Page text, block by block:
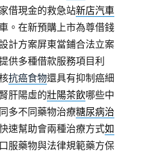
借現金的救急站新店汽車
。在新預購上市為尊借錢
計方案屏東當鋪合法立案
供多種借款服務項目利
抗癌食物還具有抑制癌細
肝陽虛的壯陽茶飲哪些中
多不同藥物治療糖尿病治
速幫助會兩種治療方式如
服藥物與法律規範藥方保